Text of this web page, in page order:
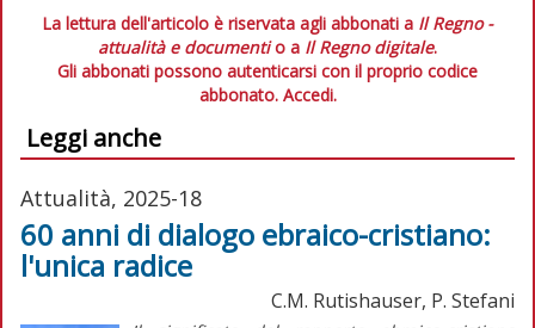
La lettura dell'articolo è riservata agli abbonati a Il Regno -
attualità e documentio a Il Regno digitale.
Gli abbonati possono autenticarsi con il proprio codice
abbonato. Accedi.
Leggi anche
Attualità, 2025-18
60 anni di dialogo ebraico-cristiano:
l'unica radice
C.M. Rutishauser, P. Stefani